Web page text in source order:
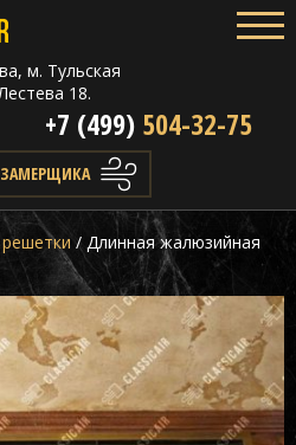
м. Тульская
18.
+7 (499) 504-32-75
/ Длинная жалюзийная